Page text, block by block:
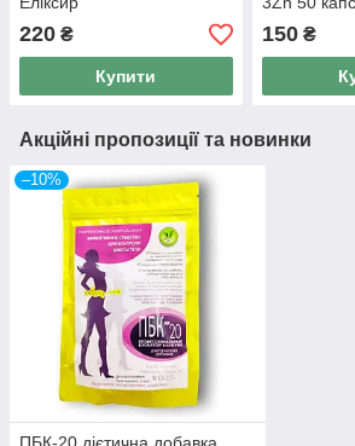
220 ₴
Купити
Вітамін K-2
150₴
Акційні пропозиції та новинки
–10%